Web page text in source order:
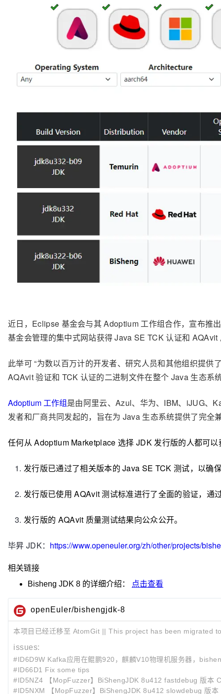
近日，Eclipse 基金会与其 Adoptium 工作组合作，宣布推
基金会管理的集中式网站获得 Java SE TCK 认证和
此举可 “为数以百万计的开发者、研究人员和其他组织提
AQAvit 验证和 TCK 认证的二进制文件在整个 Java 生态系
Adoptium 工作组是由阿里云、Azul、华为、IBM、iJUG、
发者和厂商共同发起的，旨在为 Java 生态系统提供了完
任何从 Adoptium Marketplace 选择 JDK 发行版的人都可
发行版已通过了相关版本的 Java SE TCK 测试，以确
发行版已使用 AQAvit 测试标准进行了全面的验证，通
发行版的 AQAvit 质量测试结果向公众公开。
毕昇 JDK： https://www.openeuler.org/zh/other/projects/
相关链接
Bisheng JDK 8 的详细介绍： 点击查看
openEuler/bishengjdk-8
本项目已经迁移至 AtomGit || This project has been migrated
issues:
#ID6D9W Kafka应用在鲲鹏920，麒麟V10物理机服务器，
#ID66D1 Fix some tips
#ID5NZ4 【MopFuzzer】BiShengJDK 8u412 fastdebug 版本
#ID5NXM 【MopFuzzer】BiShengJDK 8u412 slowdebug 版